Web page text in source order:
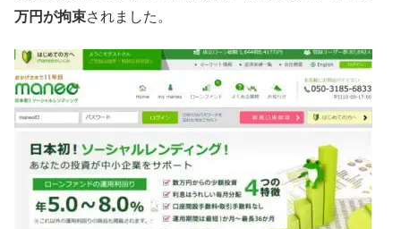
万円が拘束されました。